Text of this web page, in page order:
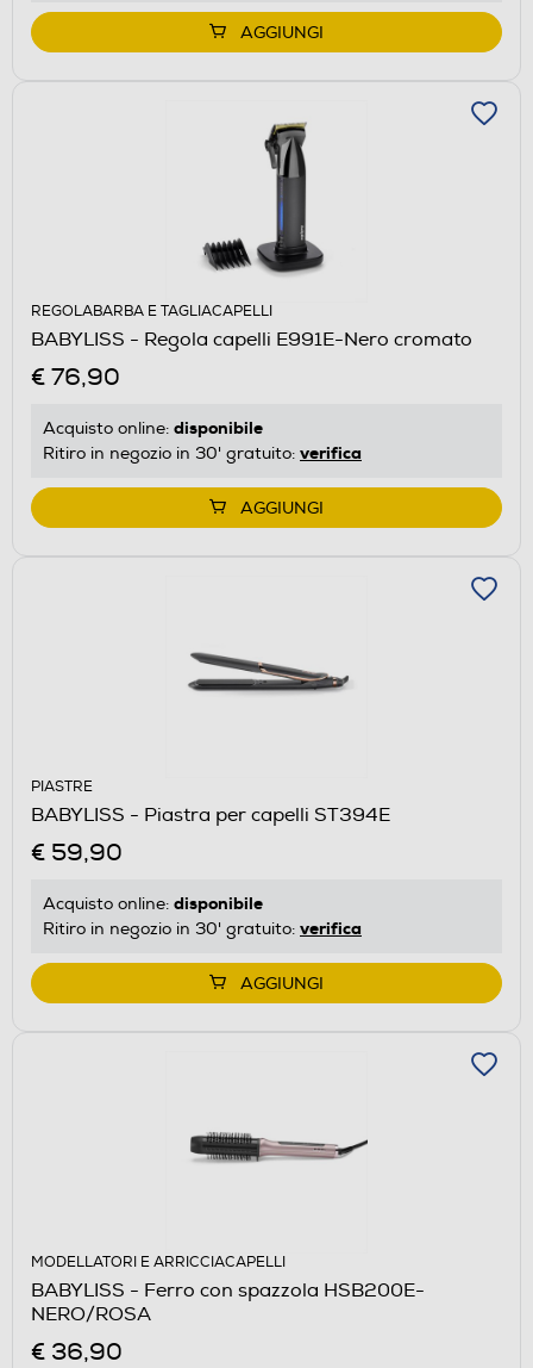
AGGIUNGI
REGOLABARBA E TAGLIACAPELLI
BABYLISS - Regola capelli E991E-Nero cromato
€ 76,90
Acquisto online: disponibile
Ritiro in negozio in 30' gratuito: verifica
AGGIUNGI
PIASTRE
BABYLISS - Piastra per capelli ST394E
€ 59,90
Acquisto online: disponibile
Ritiro in negozio in 30' gratuito: verifica
AGGIUNGI
MODELLATORI E ARRICCIACAPELLI
BABYLISS - Ferro con spazzola HSB200E-
NERO/ROSA
€ 36,90